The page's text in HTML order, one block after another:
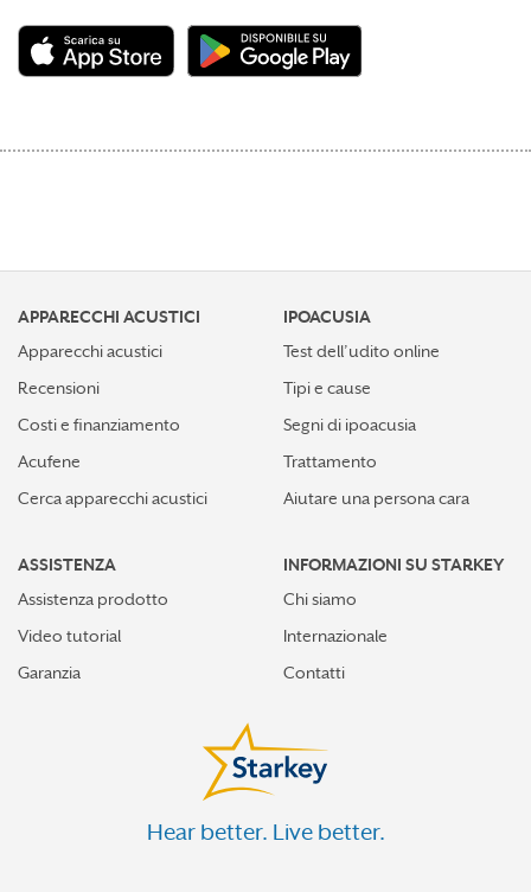
APPARECCHI ACUSTICI
Apparecchi acustici
Recensioni
Costi e finanziamento
Acufene
Cerca apparecchi acustici
IPOACUSIA
Test dell’udito online
Tipi e cause
Segni di ipoacusia
Trattamento
Aiutare una persona cara
ASSISTENZA
Assistenza prodotto
Video tutorial
Garanzia
INFORMAZIONI SU STARKEY
Chi siamo
Internazionale
Contatti
Hear better. Live better.